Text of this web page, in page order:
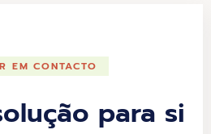
EM CONTACTO
para si